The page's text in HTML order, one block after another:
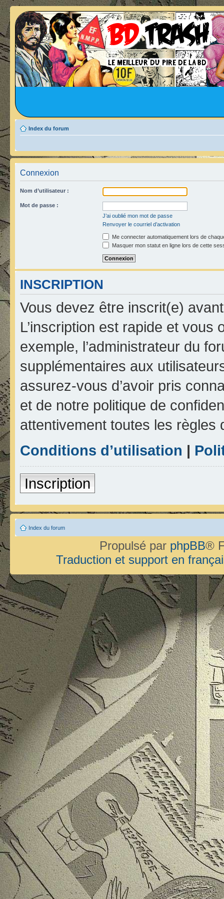
Index du forum
Connexion
Nom d’utilisateur :
Mot de passe :
J’ai oublié mon mot de passe
Renvoyer le courriel d’activation
Me connecter automatiquement lors de
Masquer mon statut en ligne lors de cette
INSCRIPTION
Vous devez être inscrit(e)
L’inscription est rapide et
exemple, l’administrateur du
supplémentaires aux
assurez-vous d’avoir pris
et de notre politique de
attentivement toutes les règles
Conditions d’utilisation |
Inscription
Index du forum
Propulsé par phpBB®
Traduction et support en